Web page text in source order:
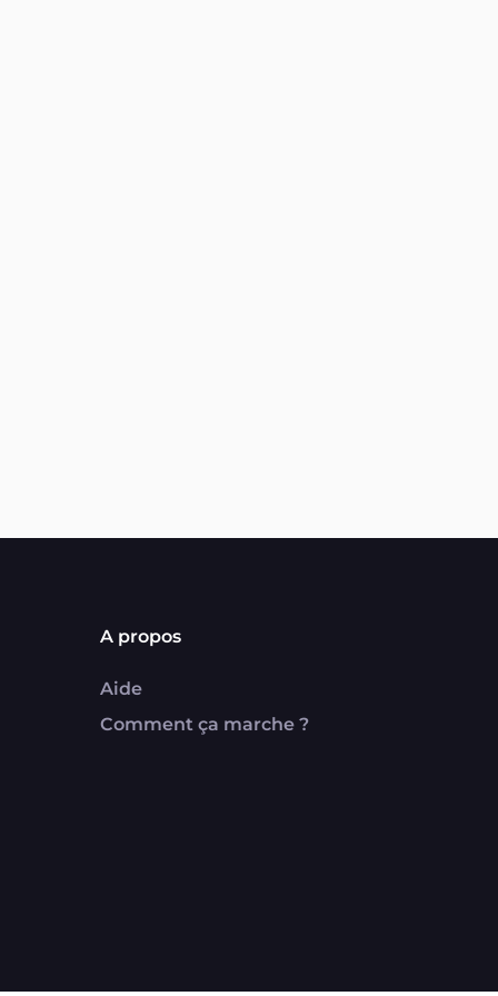
A propos
Aide
Comment ça marche ?